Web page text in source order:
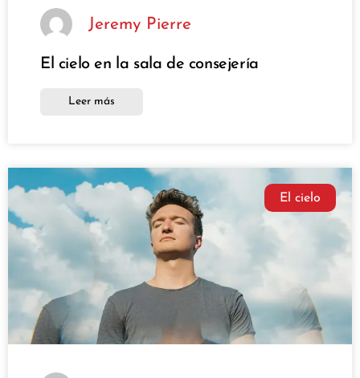
Jeremy Pierre
El cielo en la sala de consejería
Leer más
El cielo